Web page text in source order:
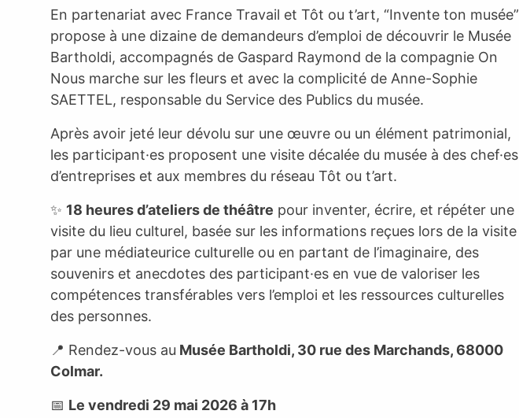
En partenariat avec France Travail et Tôt ou t’art, “Invente ton musée”
propose à une dizaine de demandeurs d’emploi de découvrir le Musée
Bartholdi, accompagnés de Gaspard Raymond de la compagnie On
Nous marche sur les fleurs et avec la complicité de Anne-Sophie
SAETTEL, responsable du Service des Publics du musée.
Après avoir jeté leur dévolu sur une œuvre ou un élément patrimonial,
les participant·es proposent une visite décalée du musée à des chef·es
d’entreprises et aux membres du réseau Tôt ou t’art.
✨ 18 heures d’ateliers de théâtre pour inventer, écrire, et répéter une
visite du lieu culturel, basée sur les informations reçues lors de la visite
par une médiateurice culturelle ou en partant de l’imaginaire, des
souvenirs et anecdotes des participant·es en vue de valoriser les
compétences transférables vers l’emploi et les ressources culturelles
des personnes.
📍 Rendez-vous au Musée Bartholdi, 30 rue des Marchands, 68000
Colmar.
📅 Le vendredi 29 mai 2026 à 17h